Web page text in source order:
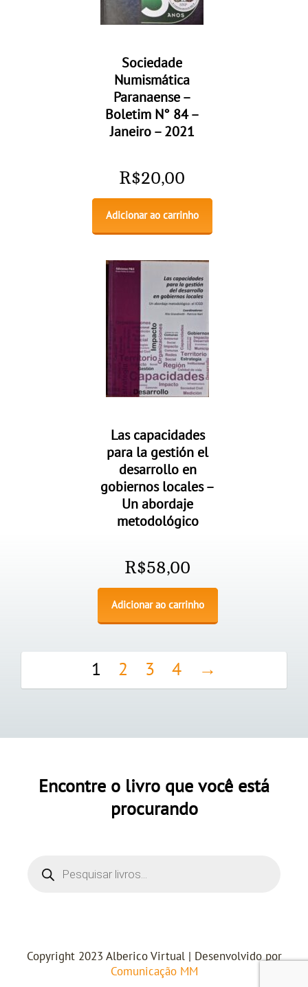
Sociedade
Numismática
Paranaense –
Boletim N° 84 –
Janeiro – 2021
R$20,00
Adicionar ao carrinho
Las capacidades
para la gestión el
desarrollo en
gobiernos locales –
Un abordaje
metodológico
R$58,00
Adicionar ao carrinho
1 2 3 4 →
Encontre o livro que você está
procurando
Copyright 2023 Alberico Virtual | Desenvolvido por
Comunicação MM